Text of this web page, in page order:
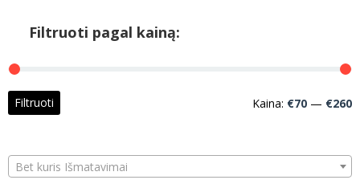
Filtruoti pagal kainą:
Filtruoti Kaina: €70 — €260
Bet kuris Išmatavimai